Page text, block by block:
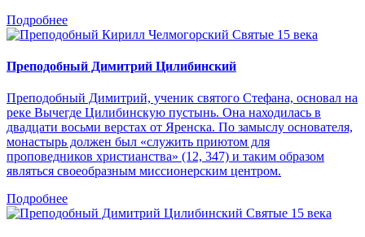
Подробнее
Святые 15 века
Преподобный Димитрий Цилибинский
Преподобный Димитрий, ученик святого Стефана, основал на
реке Вычегде Цилибинскую пустынь. Она находилась в
двадцати восьми верстах от Яренска. По замыслу основателя,
монастырь должен был «служить приютом для
проповедников христианства» (12, 347) и таким образом
являться своеобразным миссионерским центром.
Подробнее
Святые 15 века